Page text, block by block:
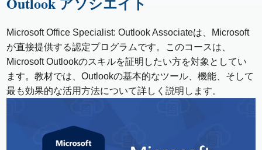
Microsoft Office Specialist: Outlook Associateは、Microsoft
が直接提供する認定プログラムです。このコースは、
Microsoft Outlookのスキルを証明したい方を対象としてい
ます。教材では、Outlookの基本的なツール、機能、そして
最も効果的な活用方法について詳しく説明します。